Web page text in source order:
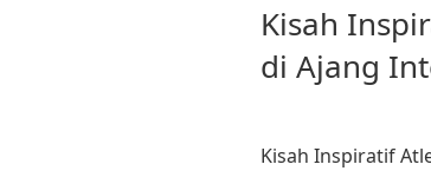
Kisah
di Ajang
Kisah Inspiratif